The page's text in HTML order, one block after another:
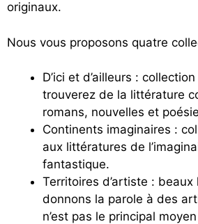
originaux.
Nous vous proposons quatre
D’ici et d’ailleurs :
trouverez de la littérature
romans, nouvelles et
Continents imaginaires :
aux littératures de
fantastique.
Territoires d’artiste : beaux
donnons la parole à des
n’est pas le principal